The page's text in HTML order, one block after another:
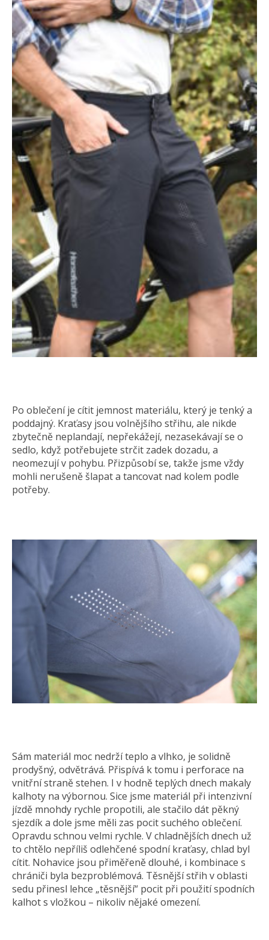
Po oblečení je cítit jemnost materiálu, který je tenký a
poddajný. Kraťasy jsou volnějšího střihu, ale nikde
zbytečně neplandají, nepřekážejí, nezasekávají se o
sedlo, když potřebujete strčit zadek dozadu, a
neomezují v pohybu. Přizpůsobí se, takže jsme vždy
mohli nerušeně šlapat a tancovat nad kolem podle
potřeby.
Sám materiál moc nedrží teplo a vlhko, je solidně
prodyšný, odvětrává. Přispívá k tomu i perforace na
vnitřní straně stehen. I v hodně teplých dnech makaly
kalhoty na výbornou. Sice jsme materiál při intenzivní
jízdě mnohdy rychle propotili, ale stačilo dát pěkný
sjezdík a dole jsme měli zas pocit suchého oblečení.
Opravdu schnou velmi rychle. V chladnějších dnech už
to chtělo nepříliš odlehčené spodní kraťasy, chlad byl
cítit. Nohavice jsou přiměřeně dlouhé, i kombinace s
chrániči byla bezproblémová. Těsnější střih v oblasti
sedu přinesl lehce „těsnější“ pocit při použití spodních
kalhot s vložkou – nikoliv nějaké omezení.